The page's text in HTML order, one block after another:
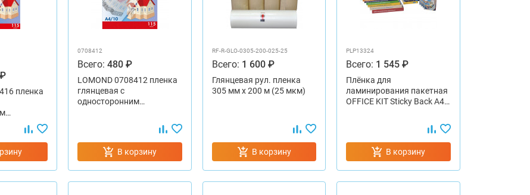
пленка
0708412
Всего:480 ₽
LOMOND 0708412 пленка
глянцевая с
односторонним…
В корзину
RF-R-GLO-0305-200-025-25
Всего: 1 600 ₽
Глянцевая рул. пленка
305 мм х 200 м (25 мкм)
В корзину
PLP13324
Всего: 1 545 ₽
Плёнка для
ламинирования пакетная
OFFICE KIT Sticky Back А4…
В корзину